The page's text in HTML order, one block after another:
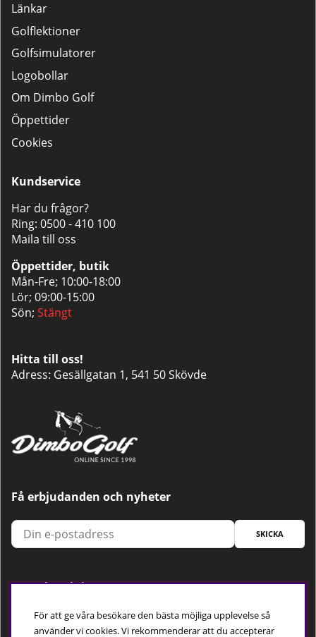
Länkar
Golflektioner
Golfsimulatorer
Logobollar
Om Dimbo Golf
Öppettider
Cookies
Kundservice
Har du frågor?
Ring: 0500 - 410 100
Maila till oss
Öppettider, butik
Mån-Fre; 10:00-18:00
Lör; 09:00-15:00
Sön; Stängt
Hitta till oss!
Adress: Gesällgatan 1, 541 50 Skövde
Få erbjudanden och nyheter
SKICKA
Trygg betalning
För att ge våra besökare den bästa möjliga upplevelse så
använder vi cookies. Vi rekommenderar att du accepterar